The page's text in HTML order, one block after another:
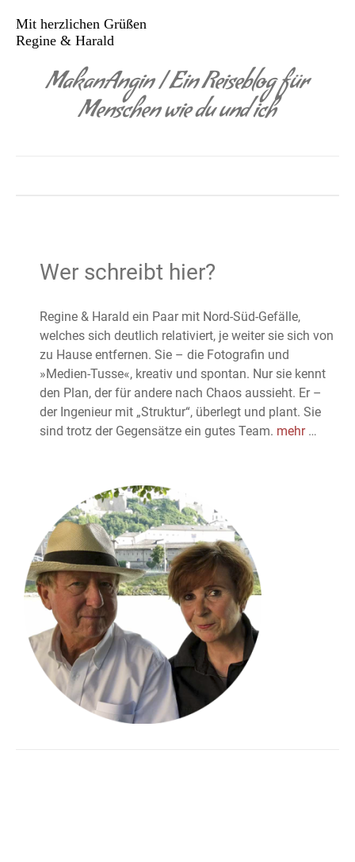
Mit herzlichen Grüßen
Regine & Harald
MakanAngin | Ein Reiseblog für
Menschen wie du und ich
Wer schreibt hier?
Regine & Harald ein Paar mit Nord-Süd-Gefälle,
welches sich deutlich relativiert, je weiter sie sich von
zu Hause entfernen. Sie – die Fotografin und
»Medien-Tusse«, kreativ und spontan. Nur sie kennt
den Plan, der für andere nach Chaos aussieht. Er –
der Ingenieur mit „Struktur“, überlegt und plant. Sie
sind trotz der Gegensätze ein gutes Team. mehr …